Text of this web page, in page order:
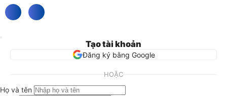
Tạo tài khoản
Đăng ký bằng Google
HOẶC
Họ và tên